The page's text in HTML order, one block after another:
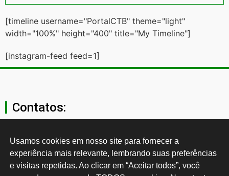
[timeline username="PortalCTB" theme="light"
width="100%" height="400" title="My Timeline"]
[instagram-feed feed=1]
Contatos:
secgeral@ctb.org.br
11 3874-0040
Usamos cookies em nosso site para fornecer a
experiência mais relevante, lembrando suas preferências
e visitas repetidas. Ao clicar em “Aceitar todos”, você